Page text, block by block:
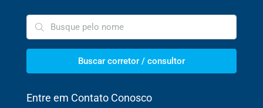
Buscar corretor / consultor
Entre em Contato Conosco